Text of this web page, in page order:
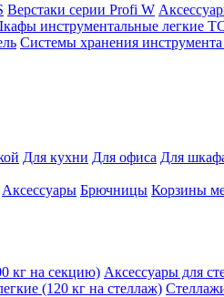
Верстаки серии Profi W
инструментальные легкие
Системы хранения
Для кухни Для офиса Для
Аксессуары Брючницы Корзины
кг на секцию) Аксессуары для
(120 кг на стеллаж)